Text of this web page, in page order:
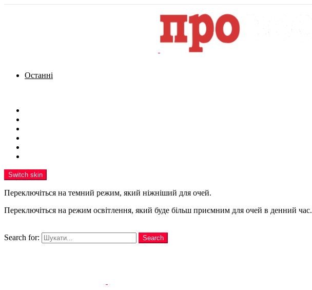
Останні
Switch skin
Переключіться на темний режим, який ніжніший для очей.
Переключіться на режим освітлення, який буде більш приємним для очей в денний час.
Search for:
Search